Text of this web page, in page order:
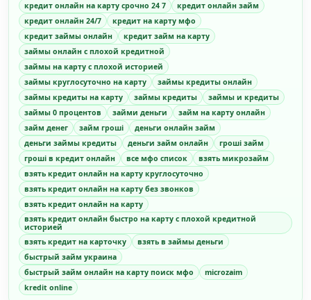
кредит онлайн на карту срочно 24 7
кредит онлайн займ
кредит онлайн 24/7
кредит на карту мфо
кредит займы онлайн
кредит займ на карту
займы онлайн с плохой кредитной
займы на карту с плохой историей
займы круглосуточно на карту
займы кредиты онлайн
займы кредиты на карту
займы кредиты
займы и кредиты
займы 0 процентов
займи деньги
займ на карту онлайн
займ денег
займ гроші
деньги онлайн займ
деньги займы кредиты
деньги займ онлайн
гроші займ
гроші в кредит онлайн
все мфо список
взять микрозайм
взять кредит онлайн на карту круглосуточно
взять кредит онлайн на карту без звонков
взять кредит онлайн на карту
взять кредит онлайн быстро на карту с плохой кредитной
историей
взять кредит на карточку
взять в займы деньги
быстрый займ украина
быстрый займ онлайн на карту поиск мфо
microzaim
kredit online